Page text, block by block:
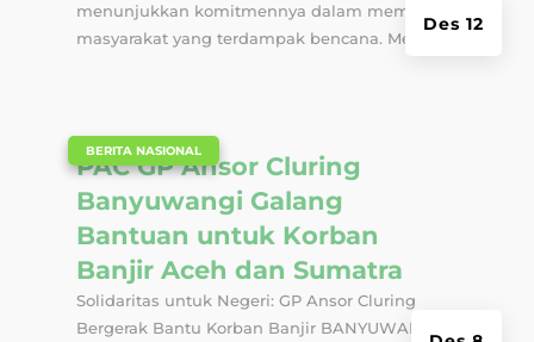
Des 12
menunjukkan komitmennya dalam membantu
masyarakat yang terdampak bencana. Melalui...
PAC GP Ansor Cluring
Banyuwangi Galang
Bantuan untuk Korban
Banjir Aceh dan Sumatra
BERITA NASIONAL
Solidaritas untuk Negeri: GP Ansor Cluring
Bergerak Bantu Korban Banjir BANYUWANGI